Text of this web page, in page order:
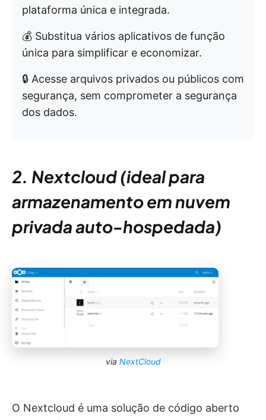
plataforma única e integrada.
💰 Substitua vários aplicativos de função
única para simplificar e economizar.
🔒 Acesse arquivos privados ou públicos com
segurança, sem comprometer a segurança
dos dados.
2. Nextcloud (ideal para
armazenamento em nuvem
privada auto-hospedada)
via NextCloud
O Nextcloud é uma solução de código aberto